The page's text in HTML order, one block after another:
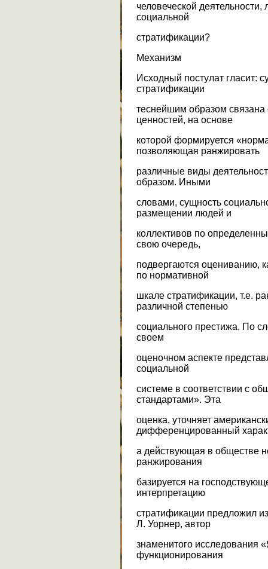
человеческой
социальной
стратификации?
Механизм
Исходный постулат гласит:
стратификации
теснейшим образом
ценностей, на основе
которой формируется
позволяющая ранжировать
различные виды
образом. Иными
словами, сущность
размещении людей и
коллективов по
свою очередь,
подвергаются оцениванию,
по нормативной
шкале стратификации, т.е.
различной степенью
социального престижа. По
своем
оценочном аспекте
социальной
системе в соответствии с
стандартами». Эта
оценка, уточняет
дифференцированный
а действующая в обществе
ранжирования
базируется на
интерпретацию
стратификации предложил
Л. Уорнер, автор
знаменитого исследования
функционирования